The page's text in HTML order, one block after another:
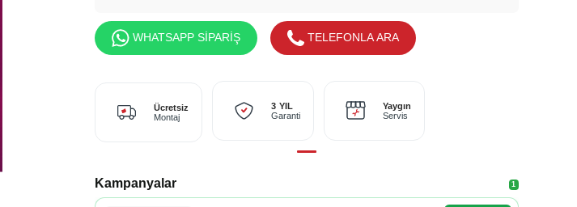
WHATSAPP SİPARİŞ TELEFONLA ARA
Ücretsiz
Montaj
3 YIL
Garanti
Yaygın
Servis
Kampanyalar 1